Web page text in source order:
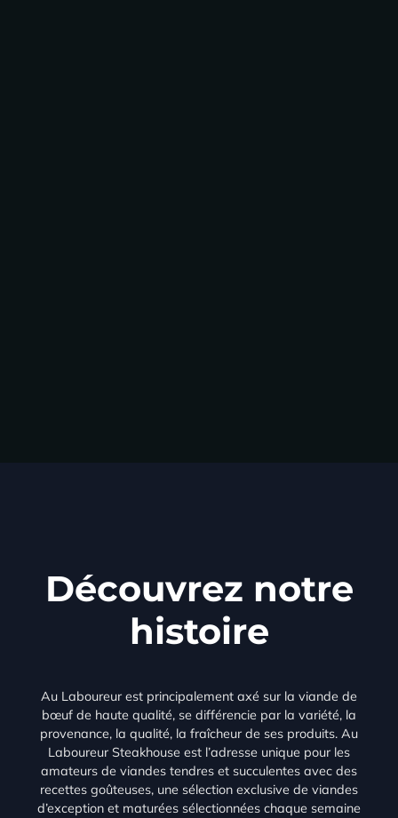
Découvrez notre
histoire
Au Laboureur est principalement axé sur la viande de
bœuf de haute qualité, se différencie par la variété, la
provenance, la qualité, la fraîcheur de ses produits. Au
Laboureur Steakhouse est l’adresse unique pour les
amateurs de viandes tendres et succulentes avec des
recettes goûteuses, une sélection exclusive de viandes
d’exception et maturées sélectionnées chaque semaine